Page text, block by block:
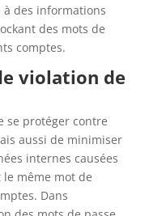
à des informations
des mots de
comptes.
violation de
se protéger contre
aussi de minimiser
internes causées
même mot de
Dans